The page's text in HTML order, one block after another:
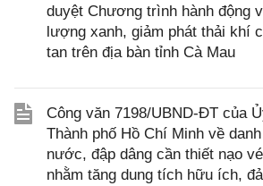
duyệt Chương trình hành động
lượng xanh, giảm phát thải khí
tan trên địa bàn tỉnh Cà Mau
Công văn 7198/UBND-ĐT của
Thành phố Hồ Chí Minh về
nước, đập dâng cần thiết nạo
nhằm tăng dung tích hữu ích,